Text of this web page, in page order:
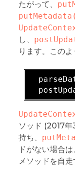
たがって、
し、
ります。この
ソッド (2017
持ち、
ドがない場合は
メソッドを自走